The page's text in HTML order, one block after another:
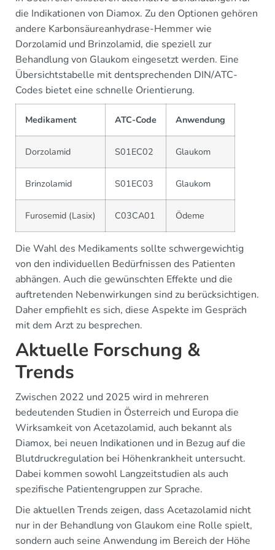
die Indikationen von Diamox. Zu den Optionen gehören
andere Karbonsäureanhydrase-Hemmer wie
Dorzolamid und Brinzolamid, die speziell zur
Behandlung von Glaukom eingesetzt werden. Eine
Übersichtstabelle mit dentsprechenden DIN/ATC-
Codes bietet eine schnelle Orientierung.
Medikament ATC-Code Anwendung
Dorzolamid S01EC02 Glaukom
Brinzolamid S01EC03 Glaukom
Furosemid (Lasix) C03CA01 Ödeme
Die Wahl des Medikaments sollte schwergewichtig
von den individuellen Bedürfnissen des Patienten
abhängen. Auch die gewünschten Effekte und die
auftretenden Nebenwirkungen sind zu berücksichtigen.
Daher empfiehlt es sich, diese Aspekte im Gespräch
mit dem Arzt zu besprechen.
Aktuelle Forschung &
Trends
Zwischen 2022 und 2025 wird in mehreren
bedeutenden Studien in Österreich und Europa die
Wirksamkeit von Acetazolamid, auch bekannt als
Diamox, bei neuen Indikationen und in Bezug auf die
Blutdruckregulation bei Höhenkrankheit untersucht.
Dabei kommen sowohl Langzeitstudien als auch
spezifische Patientengruppen zur Sprache.
Die aktuellen Trends zeigen, dass Acetazolamid nicht
nur in der Behandlung von Glaukom eine Rolle spielt,
sondern auch seine Anwendung im Bereich der Höhe